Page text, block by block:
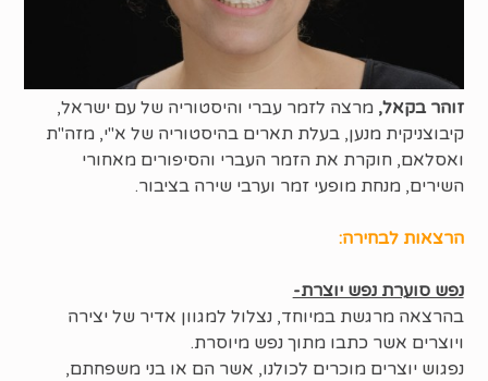
זוהר בקאל, מרצה לזמר עברי והיסטוריה של עם ישראל,
קיבוצניקית מנען, בעלת תארים בהיסטוריה של א"י, מזה"ת
ואסלאם, חוקרת את הזמר העברי והסיפורים מאחורי
השירים, מנחת מופעי זמר וערבי שירה בציבור.
הרצאות לבחירה:
נפש סוערת נפש יוצרת-
בהרצאה מרגשת במיוחד, נצלול למגוון אדיר של יצירה
ויוצרים אשר כתבו מתוך נפש מיוסרת.
נפגוש יוצרים מוכרים לכולנו, אשר הם או בני משפחתם,